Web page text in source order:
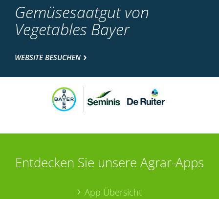
Gemüsesaatgut von
Vegetables Bayer
WEBSITE BESUCHEN
Entdecken Sie unsere Agrar-Apps
App Übersicht